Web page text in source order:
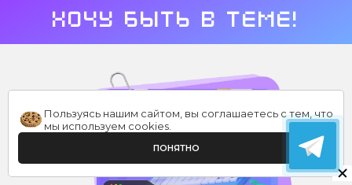
Хочу быть в теме!
Пользуясь нашим сайтом, вы соглашаетесь с тем, что
мы используем cookies
ПОНЯТНО